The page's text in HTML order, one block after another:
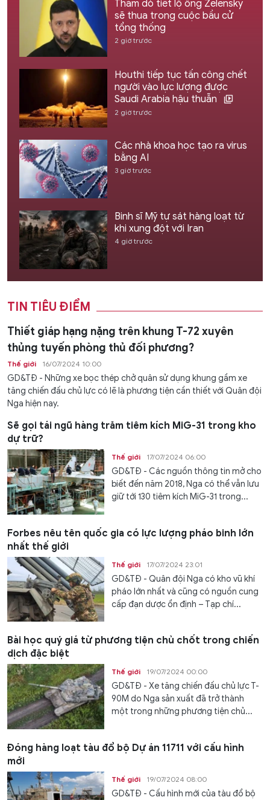
Thăm dò tiết lộ ông Zelensky
sẽ thua trong cuộc bầu cử
tổng thống
2 giờ trước
Houthi tiếp tục tấn công chết
người vào lực lượng được
Saudi Arabia hậu thuẫn
2 giờ trước
Các nhà khoa học tạo ra virus
bằng AI
3 giờ trước
Binh sĩ Mỹ tự sát hàng loạt từ
khi xung đột với Iran
4 giờ trước
TIN TIÊU ĐIỂM
Thiết giáp hạng nặng trên khung T-72 xuyên
thủng tuyến phòng thủ đối phương?
Thế giới 16/07/2024 10:00
GD&TĐ - Những xe bọc thép chở quân sử dụng khung gầm xe
tăng chiến đấu chủ lực có lẽ là phương tiện cần thiết với Quân đội
Nga hiện nay.
Sẽ gọi tái ngũ hàng trăm tiêm kích MiG-31 trong kho
dự trữ?
Thế giới 17/07/2024 06:00
GD&TĐ - Các nguồn thông tin mở cho
biết đến năm 2018, Nga có thể vẫn lưu
giữ tới 130 tiêm kích MiG-31 trong...
Forbes nêu tên quốc gia có lực lượng pháo binh lớn
nhất thế giới
Thế giới 17/07/2024 23:01
GD&TĐ - Quân đội Nga có kho vũ khí
pháo lớn nhất và cũng có nguồn cung
cấp đạn dược ổn định – Tạp chí...
Bài học quý giá từ phương tiện chủ chốt trong chiến
dịch đặc biệt
Thế giới 19/07/2024 00:00
GD&TĐ - Xe tăng chiến đấu chủ lực T-
90M do Nga sản xuất đã trở thành
một trong những phương tiện chủ...
Đóng hàng loạt tàu đổ bộ Dự án 11711 với cấu hình
mới
Thế giới 19/07/2024 08:00
GD&TĐ - Cấu hình mới của tàu đổ bộ